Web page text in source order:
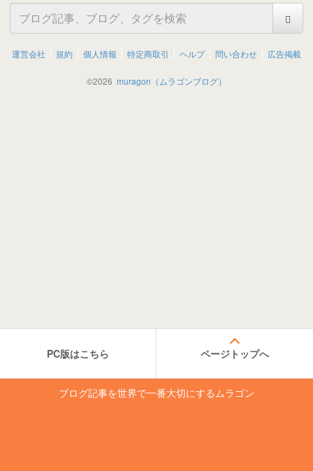
運営会社 規約 個人情報 特定商取引 ヘルプ 問い合わせ 広告掲載
©2026 muragon（ムラゴンブログ）
PC版はこちら ページトップへ
ブログ記事を世界で一番大切にするムラゴン